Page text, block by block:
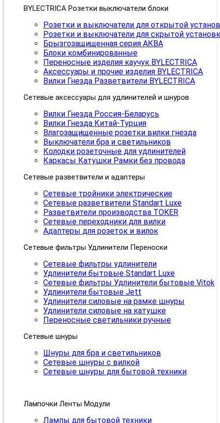
BYLECTRICA Розетки выключатели блоки
Розетки и выключатели для открытой
Розетки и выключатели для скрытой
Брызгозащищенная серия АКВА
Блоки комбинированные
Переносные изделия каучук BYLECTRICA
Аксессуары и прочие изделия BYLECTRICA
Вилки Гнезда Разветвители BYLECTRICA
Сетевые аксессуары для удлинителей и шнуров
Вилки Гнезда Россия-Беларусь
Вилки Гнезда Китай-Турция
Влагозащищенные розетки вилки гнезда
Выключатели бра и светильников
Колодки розеточные для удлинителей
Каркасы Катушки Рамки без провода
Сетевые разветвители и адаптеры
Сетевые тройники электрические
Сетевые разветвители Standart Luxe
Разветвители производства TOKER
Сетевые переходники для вилки
Адаптеры для розеток и вилок
Сетевые фильтры Удлинители Переноски
Сетевые фильтры удлинители
Удлинители бытовые Standart Luxe
Сетевые фильтры Удлинители бытовые Vitok
Удлинители бытовые Jett
Удлинители силовые на рамке шнуры
Удлинители силовые на катушке
Переносные светильники ручные
Сетевые шнуры
Шнуры для бра и светильников
Сетевые шнуры с вилкой
Сетевые шнуры для бытовой техники
Лампочки Ленты Модули
Лампы для бытовой техники